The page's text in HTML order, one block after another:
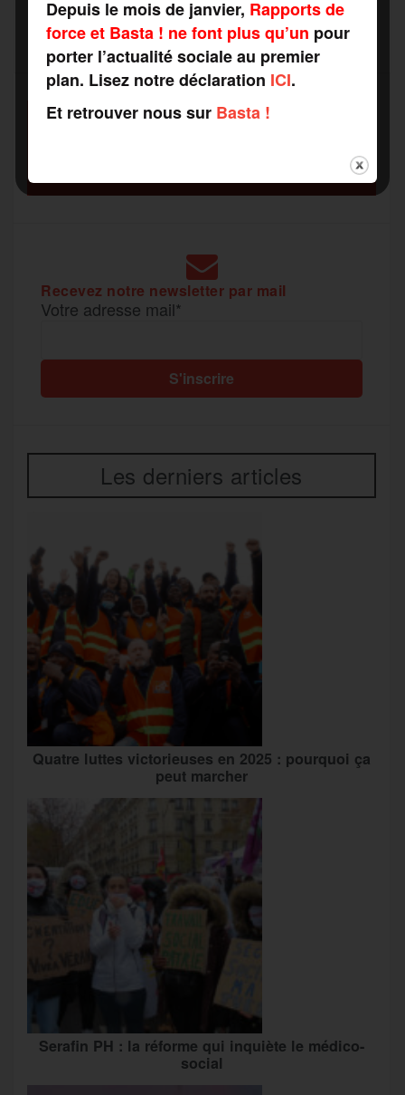
b
o
k
t
e
l a
g
m
t
e
SOUTENEZ
Recevez notre newsletter par mail
Votre adresse mail*
Les derniers articles
Quatre luttes victorieuses en 2025 : pourquoi ça
peut marcher
Serafin PH : la réforme qui inquiète le médico-
social
Depuis le mois de janvier, Rapports de
force et Basta ! ne font plus qu’un pour
porter l’actualité sociale au premier
plan. Lisez notre déclaration ICI.
Et retrouver nous sur Basta !